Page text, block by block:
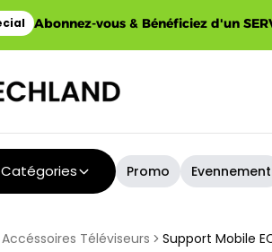
Abonnez-vous & Bénéficiez d'un
Catégories Promo Evennement
Accéssoires Téléviseurs Support Mobile